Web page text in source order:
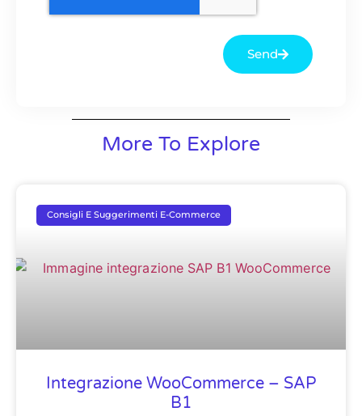
Send
More To Explore
Consigli E Suggerimenti E-Commerce
Integrazione WooCommerce – SAP
B1